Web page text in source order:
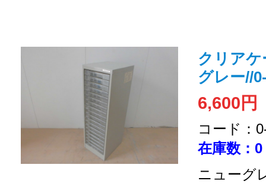
クリア
グレー//
6,600円
コード：
在庫数：0
ニューグ